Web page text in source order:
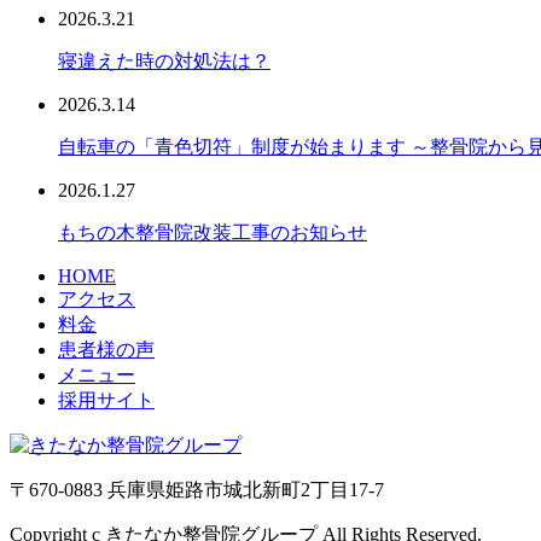
2026.3.21
寝違えた時の対処法は？
2026.3.14
自転車の「青色切符」制度が始まります ～整骨院から
2026.1.27
もちの木整骨院改装工事のお知らせ
HOME
アクセス
料金
患者様の声
メニュー
採用サイト
〒670-0883 兵庫県姫路市城北新町2丁目17-7
Copyright c きたなか整骨院グループ All Rights Reserved.